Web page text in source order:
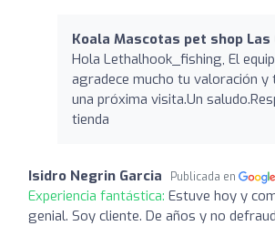
Koala Mascotas pet shop Las
Hola Lethalhook_fishing, El
agradece mucho tu valoración y
una próxima visita.Un
tienda
Isidro Negrin Garcia Publicada en
Experiencia fantástica: Estuve hoy y
genial. Soy cliente. De años y no